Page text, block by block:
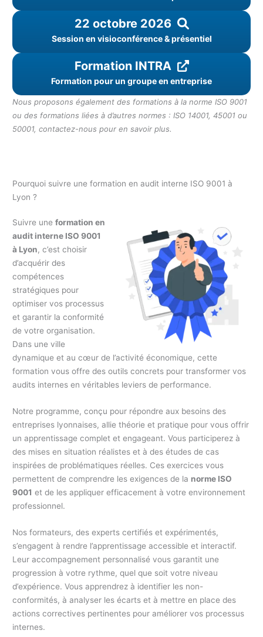
22 octobre 2026
Session en visioconférence & présentiel
Formation INTRA
Formation pour un groupe en entreprise
Nous proposons également des formations à la norme ISO 9001
ou des formations liées à d’autres normes : ISO 14001, 45001 ou
50001, contactez-nous pour en savoir plus.
Pourquoi suivre une formation en audit interne ISO 9001 à
Lyon ?
Suivre uneformation en
audit interne ISO 9001
à Lyon, c’est choisir
d’acquérir des
compétences
stratégiques pour
optimiser vos processus
et garantir la conformité
de votre organisation.
Dans une ville
dynamique et au cœur de l’activité économique, cette
formation vous offre des outils concrets pour transformer vos
audits internes en véritables leviers de performance.
Notre programme, conçu pour répondre aux besoins des
entreprises lyonnaises, allie théorie et pratique pour vous offrir
un apprentissage complet et engageant. Vous participerez à
des mises en situation réalistes et à des études de cas
inspirées de problématiques réelles. Ces exercices vous
permettent de comprendre les exigences de la norme ISO
9001 et de les appliquer efficacement à votre environnement
professionnel.
Nos formateurs, des experts certifiés et expérimentés,
s’engagent à rendre l’apprentissage accessible et interactif.
Leur accompagnement personnalisé vous garantit une
progression à votre rythme, quel que soit votre niveau
d’expérience. Vous apprendrez à identifier les non-
conformités, à analyser les écarts et à mettre en place des
actions correctives pertinentes pour améliorer vos processus
internes.